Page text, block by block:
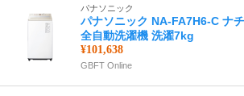
パナソニック
パナソニック NA-FA7H6-C ナ
全自動洗濯機 洗濯7kg
¥101,638
GBFT Online